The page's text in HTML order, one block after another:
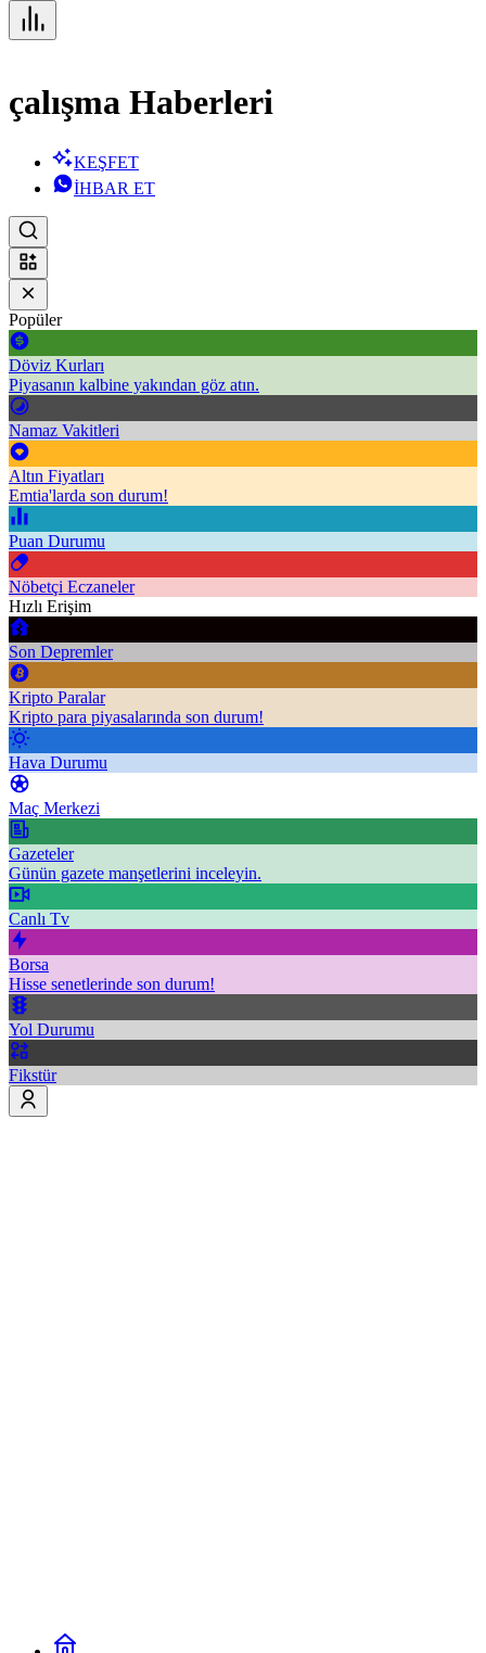
çalışma Haberleri
KEŞFET
İHBAR ET
Popüler
Döviz Kurları
Piyasanın kalbine yakından göz atın.
Namaz Vakitleri
Altın Fiyatları
Emtia'larda son durum!
Puan Durumu
Nöbetçi Eczaneler
Hızlı Erişim
Son Depremler
Kripto Paralar
Kripto para piyasalarında son durum!
Hava Durumu
Maç Merkezi
Gazeteler
Günün gazete manşetlerini inceleyin.
Canlı Tv
Borsa
Hisse senetlerinde son durum!
Yol Durumu
Fikstür